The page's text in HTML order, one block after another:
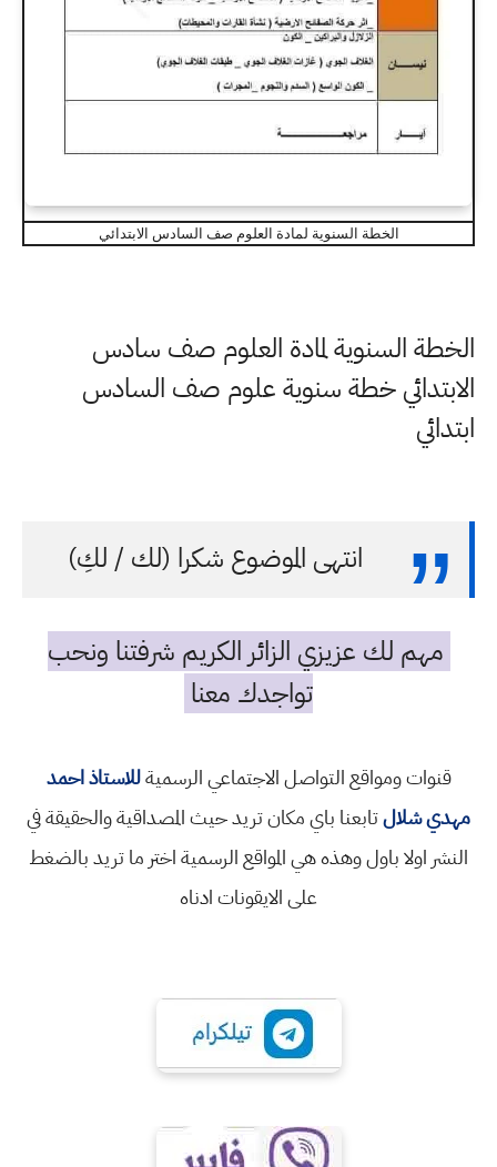
الخطة السنوية لمادة العلوم صف السادس الابتدائي
الخطة السنوية لمادة العلوم صف سادس
الابتدائي خطة سنوية علوم صف السادس
ابتدائي
انتهى الموضوع شكرا (لك / لكِ)
مهم لك عزيزي الزائر الكريم شرفتنا ونحب
تواجدك معنا
قنوات ومواقع التواصل الاجتماعي الرسميةللاستاذ احمد
مهدي شلالتابعنا باي مكان تريد حيث المصداقية والحقيقة في
النشر اولا باول وهذه هي المواقع الرسمية اختر ما تريد بالضغط
على الايقونات ادناه